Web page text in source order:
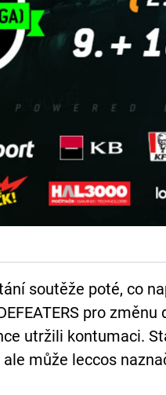
soutěže poté, co
pro
utržili kontumaci.
může leccos